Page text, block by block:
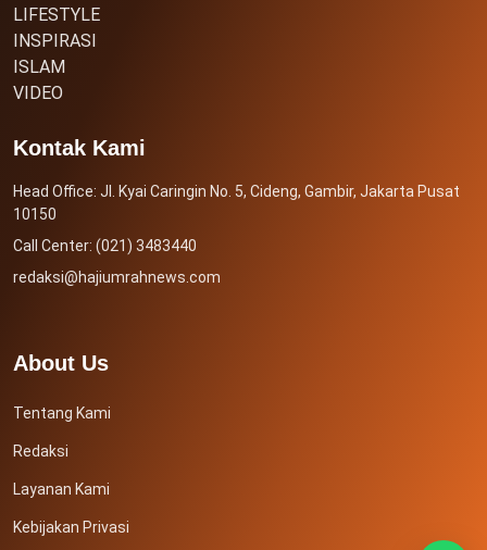
LIFESTYLE
INSPIRASI
ISLAM
VIDEO
Kontak Kami
Head Office: Jl. Kyai Caringin No. 5, Cideng, Gambir, Jakarta Pusat
10150
Call Center: (021) 3483440
redaksi@hajiumrahnews.com
About Us
Tentang Kami
Redaksi
Layanan Kami
Kebijakan Privasi